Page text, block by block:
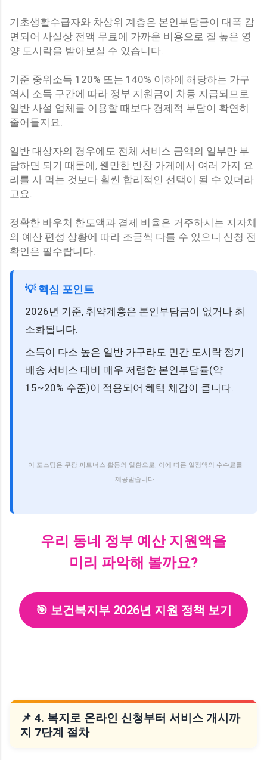
기초생활수급자와 차상위 계층은 본인부담금이 대폭 감
면되어 사실상 전액 무료에 가까운 비용으로 질 높은 영
양 도시락을 받아보실 수 있습니다.
기준 중위소득 120% 또는 140% 이하에 해당하는 가구
역시 소득 구간에 따라 정부 지원금이 차등 지급되므로
일반 사설 업체를 이용할 때보다 경제적 부담이 확연히
줄어들지요.
일반 대상자의 경우에도 전체 서비스 금액의 일부만 부
담하면 되기 때문에, 웬만한 반찬 가게에서 여러 가지 요
리를 사 먹는 것보다 훨씬 합리적인 선택이 될 수 있더라
고요.
정확한 바우처 한도액과 결제 비율은 거주하시는 지자체
의 예산 편성 상황에 따라 조금씩 다를 수 있으니 신청 전
확인은 필수랍니다.
💡 핵심 포인트
2026년 기준, 취약계층은 본인부담금이 없거나 최
소화됩니다.
소득이 다소 높은 일반 가구라도 민간 도시락 정기
배송 서비스 대비 매우 저렴한 본인부담률(약
15~20% 수준)이 적용되어 혜택 체감이 큽니다.
이 포스팅은 쿠팡 파트너스 활동의 일환으로, 이에 따른 일정액의 수수료를
제공받습니다.
우리 동네 정부 예산 지원액을
미리 파악해 볼까요?
🎯 보건복지부 2026년 지원 정책 보기
📌 4. 복지로 온라인 신청부터 서비스 개시까
지 7단계 절차